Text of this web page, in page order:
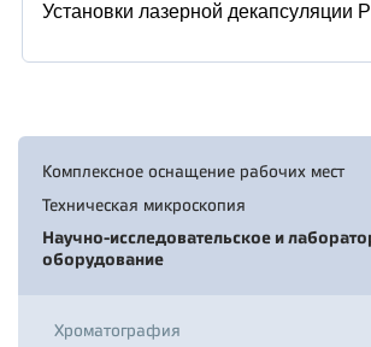
Установки лазерной декапсуляции
Комплексное оснащение рабочих мест
Техническая микроскопия
Научно-исследовательское и
оборудование
Хроматография